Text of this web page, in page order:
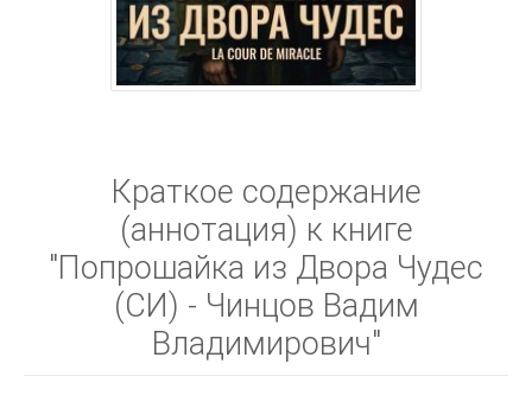
Краткое содержание
(аннотация) к книге
"Попрошайка из Двора Чудес
(СИ) - Чинцов Вадим
Владимирович"